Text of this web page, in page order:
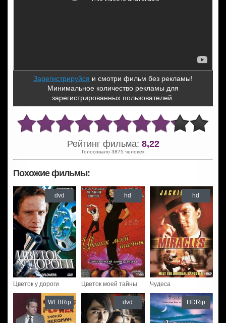
Зарегистрируйся и смотри фильм без рекламы!
Минимальное количество рекламы для
зарегистрированных пользователей.
Рейтинг фильма: 8,22
Голосовало 3875 человек
Похожие фильмы:
Цветок у дороги
dvd
Цветок моей тайны
hd
Чудеса
hd
WEBRip dvd HDRip